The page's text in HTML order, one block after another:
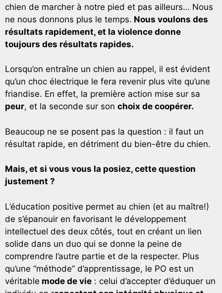
chien de marcher à notre pied et pas ailleurs… Nous
ne nous donnons plus le temps. Nous voulons des
résultats rapidement, et la violence donne
toujours des résultats rapides.
Lorsqu’on entraîne un chien au rappel, il est évident
qu’un choc électrique le fera revenir plus vite qu’une
friandise. En effet, la première action mise sur sa
peur, et la seconde sur son choix de coopérer.
Beaucoup ne se posent pas la question : il faut un
résultat rapide, en détriment du bien-être du chien.
Mais, et si vous vous la posiez, cette question
justement ?
L’éducation positive permet au chien (et au maître!)
de s’épanouir en favorisant le développement
intellectuel des deux côtés, tout en créant un lien
solide dans un duo qui se donne la peine de
comprendre l’autre partie et de la respecter. Plus
qu’une “méthode” d’apprentissage, le PO est un
véritable mode de vie : celui d’accepter d’éduquer un